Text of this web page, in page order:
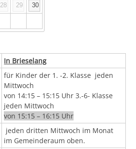
28 29 30
In Brieselang
für Kinder der 1. -2. Klasse jeden
Mittwoch
von 14:15 – 15:15 Uhr 3.-6- Klasse
jeden Mittwoch
von 15:15 – 16:15 Uhr
jeden dritten Mittwoch im Monat
im Gemeinderaum oben.